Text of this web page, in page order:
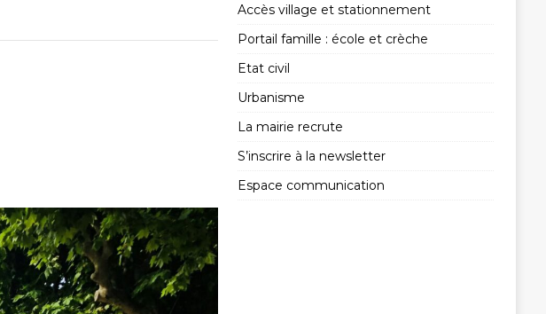
Accès village et stationnement
Portail famille : école et crèche
Etat civil
Urbanisme
La mairie recrute
S’inscrire à la newsletter
Espace communication